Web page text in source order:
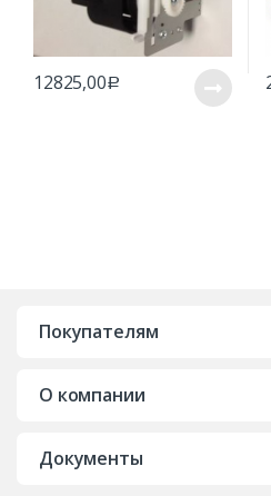
12825,00Р
Покупателям
О компании
Документы